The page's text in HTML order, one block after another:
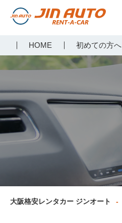
らジンオートレンタカー
HOME 初めての方へ
大阪格安レンタカー ジンオート